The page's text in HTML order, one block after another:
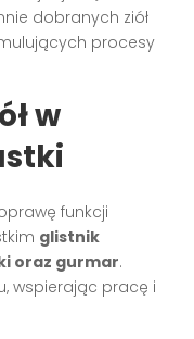
dobranych ziół
procesy
w
funkcji
glistnik
oraz gurmar.
wspierając pracę i